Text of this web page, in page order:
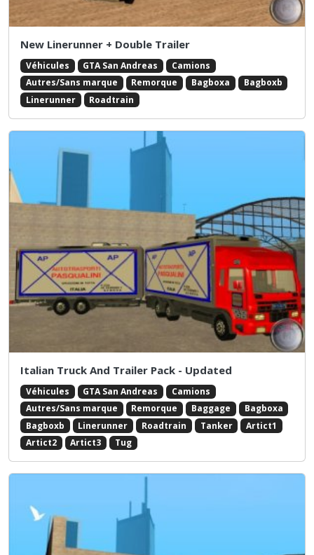
New Linerunner + Double Trailer
Véhicules GTA San Andreas
Camions
Autres/Sans marque
Remorque Bagboxa
Bagboxb
Linerunner
Roadtrain
Italian Truck And Trailer Pack - Updated
Véhicules GTA San Andreas
Camions
Autres/Sans marque
Remorque Baggage
Bagboxa
Bagboxb
Linerunner Roadtrain Tanker
Artict1
Artict2
Artict3 Tug